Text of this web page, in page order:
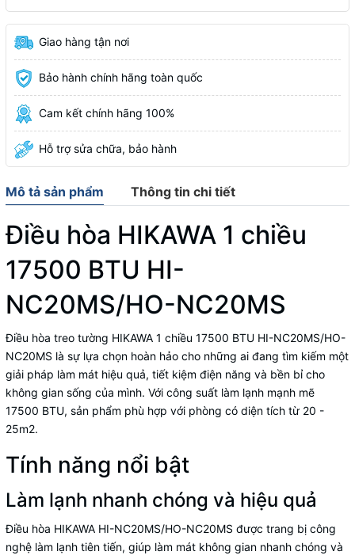
Giao hàng tận nơi
Bảo hành chính hãng toàn quốc
Cam kết chính hãng 100%
Hỗ trợ sửa chữa, bảo hành
Mô tả sản phẩm Thông tin chi tiết
Điều hòa HIKAWA 1 chiều
17500 BTU HI-
NC20MS/HO-NC20MS
Điều hòa treo tường HIKAWA 1 chiều 17500 BTU HI-NC20MS/HO-
NC20MS là sự lựa chọn hoàn hảo cho những ai đang tìm kiếm một
giải pháp làm mát hiệu quả, tiết kiệm điện năng và bền bỉ cho
không gian sống của mình. Với công suất làm lạnh mạnh mẽ
17500 BTU, sản phẩm phù hợp với phòng có diện tích từ 20 -
25m2.
Tính năng nổi bật
Làm lạnh nhanh chóng và hiệu quả
Điều hòa HIKAWA HI-NC20MS/HO-NC20MS được trang bị công
nghệ làm lạnh tiên tiến, giúp làm mát không gian nhanh chóng và